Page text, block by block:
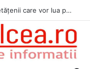
Jandarmii tulceni vor fi alături de cetățenii care vor lua parte la Festivalul Folk Țestos